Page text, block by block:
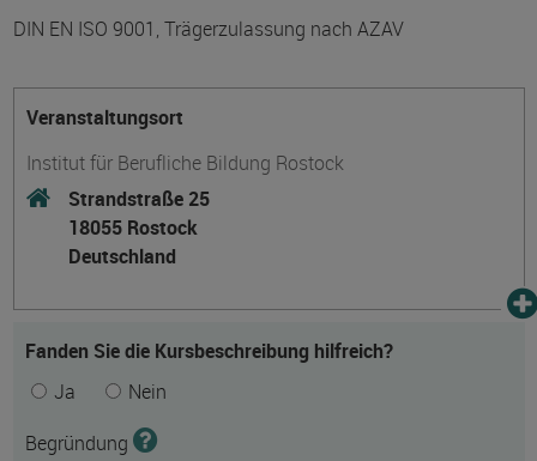
DIN EN ISO 9001, Trägerzulassung nach AZAV
Veranstaltungsort
Institut für Berufliche Bildung Rostock
Strandstraße 25
18055 Rostock
Deutschland
Fanden Sie die Kursbeschreibung hilfreich?
Ja
Nein
Begründung